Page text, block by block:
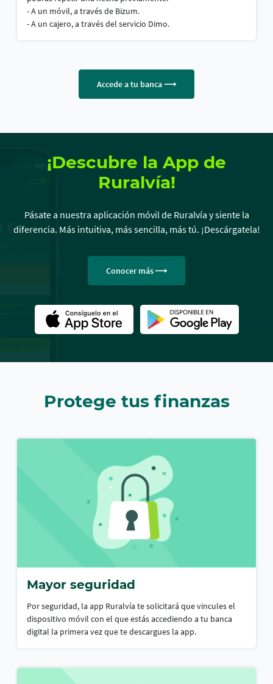
- A un móvil, a través de Bizum.
- A un cajero, a través del servicio Dimo.
Accede a tu banca
¡Descubre la App de
Ruralvía!
Pásate a nuestra aplicación móvil de Ruralvía y siente la
diferencia. Más intuitiva, más sencilla, más tú. ¡Descárgatela!
Conocer más
Protege tus finanzas
Mayor seguridad
Por seguridad, la app Ruralvía te solicitará que vincules el
dispositivo móvil con el que estás accediendo a tu banca
digital la primera vez que te descargues la app.